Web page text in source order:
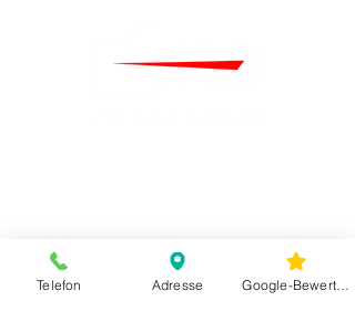
Telefon Adresse Google-Bewertungen